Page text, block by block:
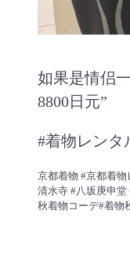
如果是情侣
8800日元”
#着物レンタ
京都着物 #京都着
清水寺 #八坂庚申
秋着物コーデ#着物